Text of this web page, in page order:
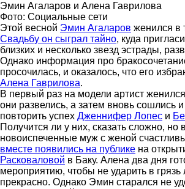
Эмин Агаларов и Алена Гаврилова
Фото: Социальные сети
Этой весной Эмин Агаларов женился в
Свадьбу он сыграл тайно, куда
близких и несколько звезд эстрады,
Однако информация про
просочилась, и оказалось, что его
Алена Гаврилова.
В первый раз на модели артист
они развелись, а затем вновь сошлись
повторить успех Дженнифер Лопес и
Получится ли у них, сказать сложно, но
новоиспеченные муж с женой
вместе появились на публике на
Расковаловой в Баку. Алена два дня
мероприятию, чтобы не ударить в
прекрасно. Однако Эмин старался не